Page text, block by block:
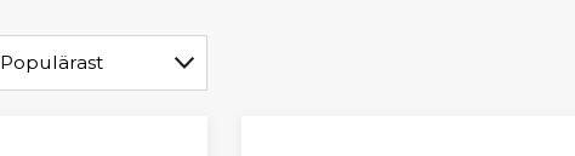
Populärast